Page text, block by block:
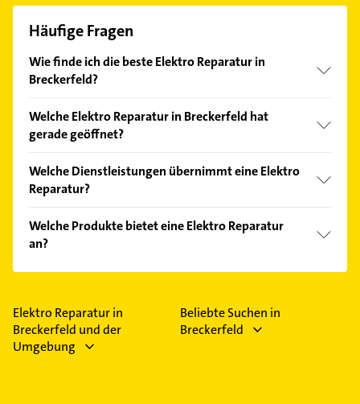
Häufige Fragen
Wie finde ich die beste Elektro Reparatur in
Breckerfeld?
Kundenmeinungen und profitieren Sie von den
Empfehlungen. Die Suchergebnisse können Sie sich
Welche Elektro Reparatur in Breckerfeld hat
gerade geöffnet?
Bitte beachten Sie, dass diese an Sonn- und
Feiertagen abweichen können.
Welche Dienstleistungen übernimmt eine Elektro
Reparatur?
Kabelverlegung, Abus, Abus Alarmanlage, Abus
Alarmanlage Funk und Abus Alarmanlage secvest.
Welche Produkte bietet eine Elektro Reparatur
an?
Das Angebot umfasst unter anderem SAT- und
Elektro Reparatur in
Breckerfeld und der
Umgebung
Beliebte Suchen in
Breckerfeld